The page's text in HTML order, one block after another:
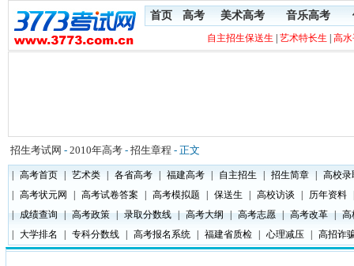
首页 高考 美术高考 音乐高考
自主招生保送生 艺术特长生 高
招生考试网 - 2010年高考 - 招生章程 - 正文
高考首页 艺术类 各省高考 福建高考 自主招生 招生简章
高校录
高考状元网 高考试卷答案 高考模拟题 保送生 高校访谈 历年资料
成绩查询 高考政策 录取分数线 高考大纲 高考志愿 高考改革
高
大学排名 专科分数线 高考报名系统 福建省质检 心理减压 高招诈